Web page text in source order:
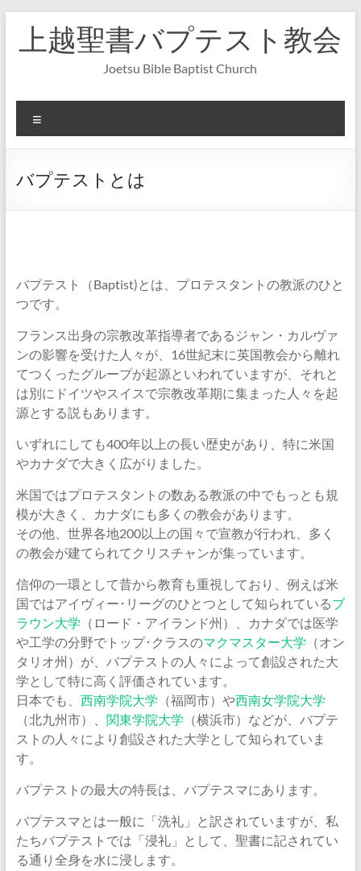
へ
上越聖書バプテスト教会
Joetsu Bible Baptist Church
ニ
ー
バプテストとは
バプテスト（Baptist)とは、プロテスタントの教派のひと
つです。
フランス出身の宗教改革指導者であるジャン・カルヴァ
ンの影響を受けた人々が、16世紀末に英国教会から離れ
てつくったグループが起源といわれていますが、それと
は別にドイツやスイスで宗教改革期に集まった人々を起
源とする説もあります。
いずれにしても400年以上の長い歴史があり、特に米国
やカナダで大きく広がりました。
米国ではプロテスタントの数ある教派の中でもっとも規
模が大きく、カナダにも多くの教会があります。
その他、世界各地200以上の国々で宣教が行われ、多く
の教会が建てられてクリスチャンが集っています。
信仰の一環として昔から教育も重視しており、例えば米
国ではアイヴィー･リーグのひとつとして知られているブ
ラウン大学 （ロード・アイランド州）、カナダでは医学
や工学の分野でトップ･クラスのマクマスター大学 （オン
タリオ州）が、バプテストの人々によって創設された大
学として特に高く評価されています。
日本でも、 西南学院大学 （福岡市）や西南女学院大学
（北九州市）、 関東学院大学 （横浜市）などが、バプテ
ストの人々により創設された大学として知られていま
す。
バプテストの最大の特長は、バプテスマにあります。
バプテスマとは一般に「洗礼」と訳されていますが、私
たちバプテストでは「浸礼」として、聖書に記されてい
る通り全身を水に浸します。